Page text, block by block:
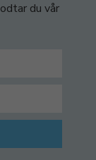
du vår